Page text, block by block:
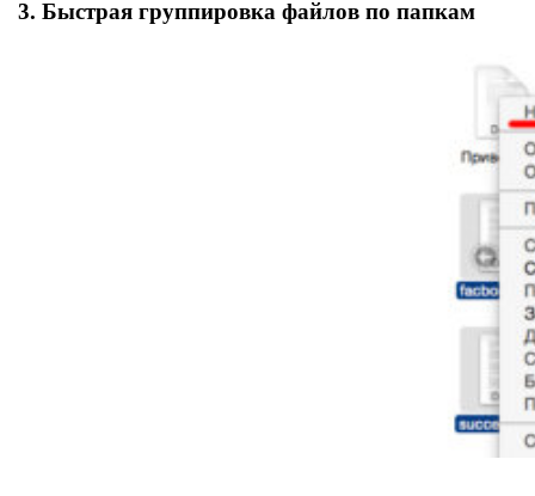
3. Быстрая группировка файлов по папкам